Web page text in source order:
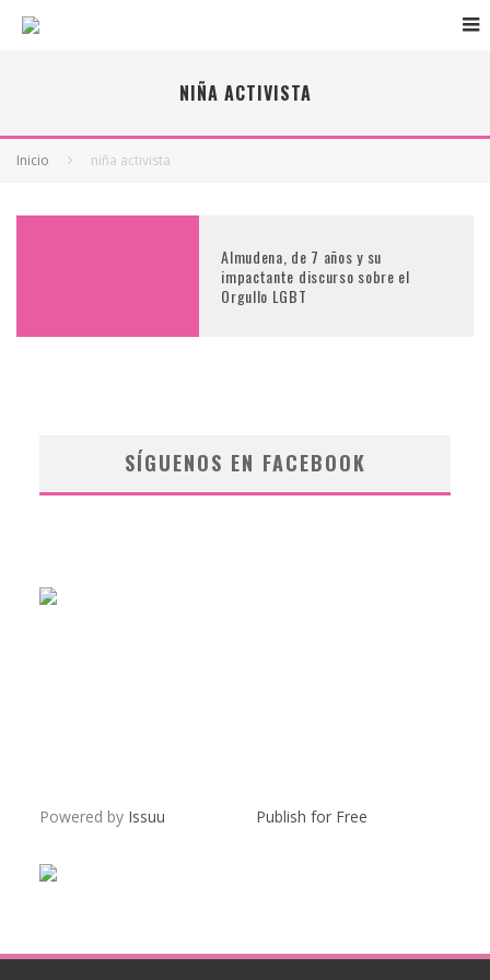
NIÑA ACTIVISTA
Inicio niña activista
Almudena, de 7 años y su
impactante discurso sobre el
Orgullo LGBT
SÍGUENOS EN FACEBOOK
Powered by Issuu Publish for Free